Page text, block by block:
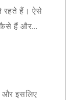
रहते हैं। ऐसे
कैसे हैं और...
इसलिए